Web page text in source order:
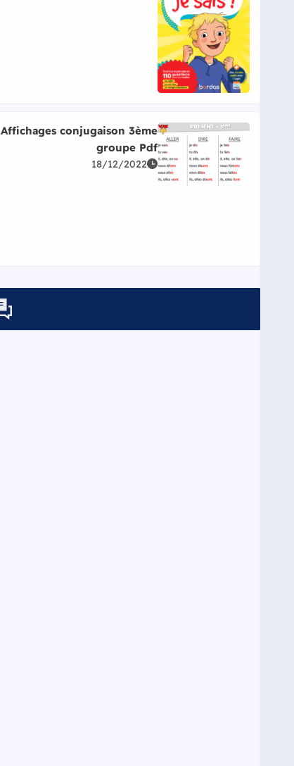
اقرأ المزيد عن Français, ca y est je sais Pdf
اقرأ المزيد عن Affichages conjugaison 3ème groupe Pdf
Affichages conjugaison 3ème
groupe Pdf
18/12/2022